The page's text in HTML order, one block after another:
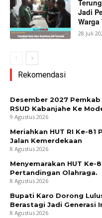
Jadi
28 Juli
Rekomendasi
Desember 2027
RSUD Kabanjahe Ke
9 Agustus 2026
Meriahkan HUT RI Ke-81
Jalan Kemerdekaan
8 Agustus 2026
Menyemarakan HUT Ke-
Pertandingan Olahraga.
8 Agustus 2026
Bupati Karo Dorong
Berastagi Jadi
8 Agustus 2026